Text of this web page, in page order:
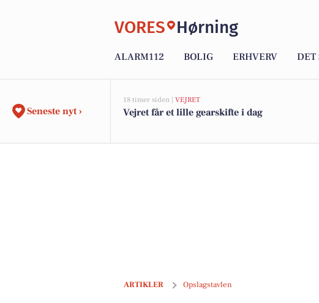
VORES Hørning
ALARM112 BOLIG ERHVERV DET
Seneste nyt ›
18 timer siden | VEJRET
Vejret får et lille gearskifte i dag
ARTIKLER Opslagstavlen
Nyt fra Skanderborg Kommune og Sydøstjyllands